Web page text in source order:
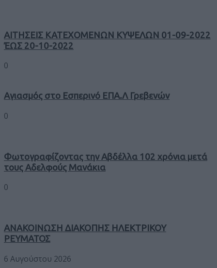
ΑΙΤΗΣΕΙΣ ΚΑΤΕΧΟΜΕΝΩΝ ΚΥΨΕΛΩΝ 01-09-2022
ΈΩΣ 20-10-2022
0
Αγιασμός στο Εσπερινό ΕΠΑ.Λ Γρεβενών
0
Φωτογραφίζοντας την Αβδέλλα 102 χρόνια μετά
τους Αδελφούς Μανάκια
0
ΑΝΑΚΟΙΝΩΣΗ ΔΙΑΚΟΠΗΣ ΗΛΕΚΤΡΙΚΟΥ
ΡΕΥΜΑΤΟΣ
6 Αυγούστου 2026